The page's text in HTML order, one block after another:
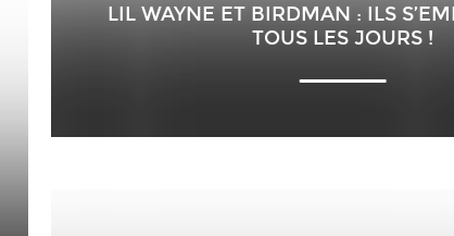
LIL WAYNE ET BIRDMAN : ILS
TOUS LES JOURS !